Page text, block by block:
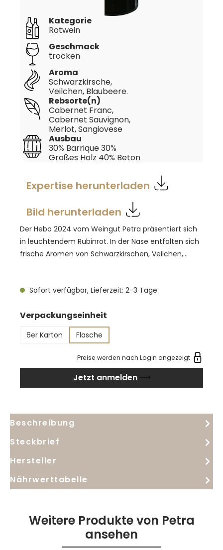
Ausbau
30% Barrique 30%
Großes Holz 40% Beton
Aroma
Schwarzkirsche,
Veilchen, Blaubeere.
Geschmack
trocken
Kategorie
Rotwein
Rebsorte(n)
Cabernet Franc,
Cabernet Sauvignon,
Merlot, Sangiovese
Expertise herunterladen
Bild herunterladen
Der Hebo 2024 vom Weingut Petra präsentiert sich
in leuchtendem Rubinrot. In der Nase entfalten sich
frische Aromen von Schwarzkirschen, Veilchen,
mediterranen Macchia. Am Gaumen zeigt sich der
Fruchtigkeit und dezenten salzigen Noten. Die
sanften, gut eingebundenen Tannine verleihen ihm
eine ausgewogene Struktur. Die Cuvée besteht aus
50% Cabernet Sauvignon, 30% Merlot, 10% Cabernet
Franc und 10% Sangiovese. Dieser ausgewogene
Rotwein eignet sich hervorragend als Begleiter zu
einer Vielzahl von Speisen.
Sofort verfügbar, Lieferzeit: 2-3 Tage
Verpackungseinheit
6er Karton Flasche
Preise werden nach Login angezeigt
Jetzt anmelden
Beschreibung
Steckbrief
Hersteller
Nährwerttabelle
Weitere Produkte von Petra
ansehen